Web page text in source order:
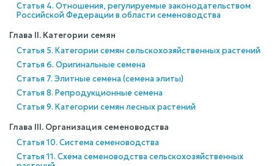
Статья 4. Отношения, регулируемые законодательством
Российской Федерации в области семеноводства
Глава II. Категории семян
Статья 5. Категории семян сельскохозяйственных растений
Статья 6. Оригинальные семена
Статья 7. Элитные семена (семена элиты)
Статья 8. Репродукционные семена
Статья 9. Категории семян лесных растений
Глава III. Организация семеноводства
Статья 10. Система семеноводства
Статья 11. Схема семеноводства сельскохозяйственных